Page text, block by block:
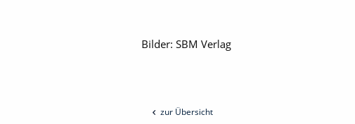
Bilder: SBM Verlag
zur Übersicht